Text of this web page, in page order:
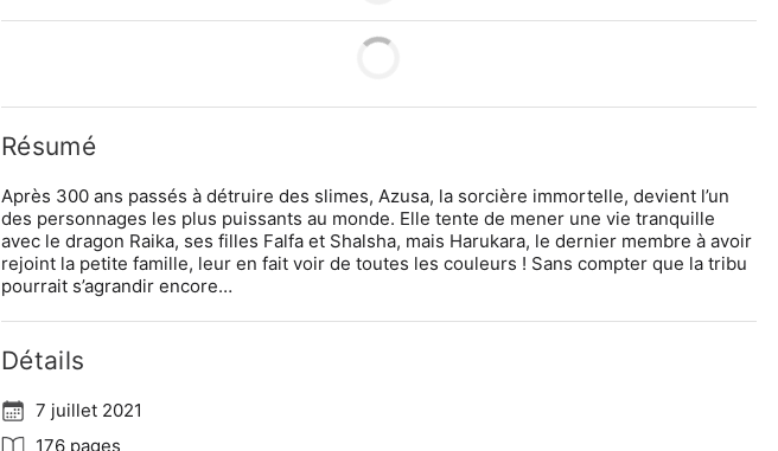
Résumé
Après 300 ans passés à détruire des slimes, Azusa, la sorcière immortelle, devient l’un
des personnages les plus puissants au monde. Elle tente de mener une vie tranquille
avec le dragon Raika, ses filles Falfa et Shalsha, mais Harukara, le dernier membre à avoir
rejoint la petite famille, leur en fait voir de toutes les couleurs ! Sans compter que la tribu
pourrait s’agrandir encore…
Détails
7 juillet 2021
176 pages